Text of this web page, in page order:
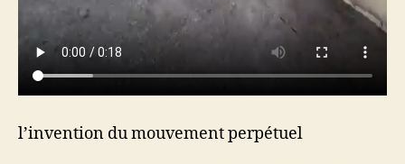
l’invention du mouvement perpétuel